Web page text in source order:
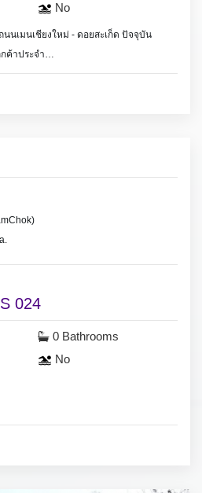
No
นเมนเชียงใหม่ - ดอยสะเก็ด ปัจจุบัน
ค้าประจำ
วา. เหมาะสำหรับธุรกิจขนาดใหญ่ ห้าง
024
0 Bathrooms
No